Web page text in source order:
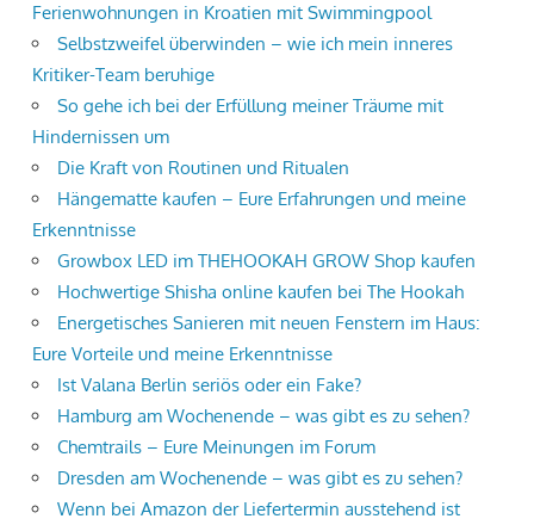
Ferienwohnungen in Kroatien mit Swimmingpool
Selbstzweifel überwinden – wie ich mein inneres
Kritiker-Team beruhige
So gehe ich bei der Erfüllung meiner Träume mit
Hindernissen um
Die Kraft von Routinen und Ritualen
Hängematte kaufen – Eure Erfahrungen und meine
Erkenntnisse
Growbox LED im THEHOOKAH GROW Shop kaufen
Hochwertige Shisha online kaufen bei The Hookah
Energetisches Sanieren mit neuen Fenstern im Haus:
Eure Vorteile und meine Erkenntnisse
Ist Valana Berlin seriös oder ein Fake?
Hamburg am Wochenende – was gibt es zu sehen?
Chemtrails – Eure Meinungen im Forum
Dresden am Wochenende – was gibt es zu sehen?
Wenn bei Amazon der Liefertermin ausstehend ist